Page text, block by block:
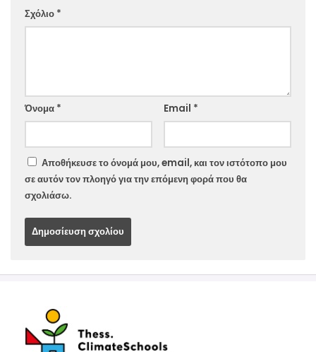
Σχόλιο *
Όνομα * Email *
Website
Αποθήκευσε το όνομά μου, email, και τον ιστότοπο μου
σε αυτόν τον πλοηγό για την επόμενη φορά που θα
σχολιάσω.